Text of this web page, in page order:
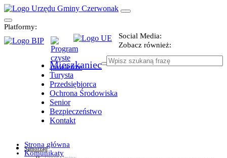
Platformy:
Social Media:
Zobacz również:
Mieszkaniec
Turysta
Przedsiębiorca
Ochrona Środowiska
Senior
Bezpieczeństwo
Kontakt
Samorząd
Strona główna
Komunikaty